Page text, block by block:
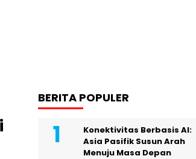
BERITA POPULER
Konektivitas Berbasis AI:
Asia Pasifik Susun Arah
Menuju Masa Depan